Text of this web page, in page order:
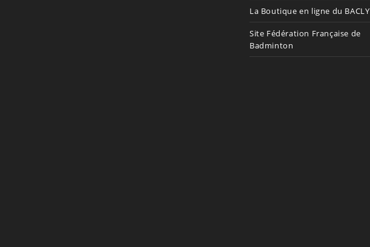
La Boutique en ligne du BACLY
Site Fédération Française de
Badminton